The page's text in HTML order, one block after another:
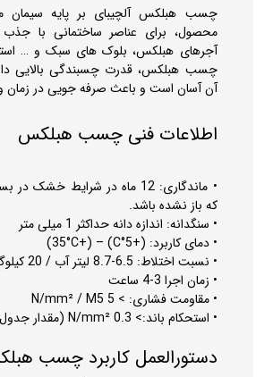
چسب هبلکس آلچیبای بر پایه سیمان
محصول، برای عناصر ساختمانی با جذب
آجرهای هبلکس، بلوک های سبک و …
چسب هبلکس، قدرت چسبندگی بالایی
آن آسان است و باعث صرفه جویی در زمان
اطلاعات فنی چسب هبلکس
• ماندگاری: 12 ماه در شرایط
که باز نشده باشد.
• سنگدانه: اندازه دانه حداکثر 1 میلی متر
• دمای کاربرد: (+5°C) – (+35°C)
• نسبت اختلاط: 6.5-8.7 لیتر آب / 20 کیلوگرم پودر
• زمان اجرا 3-4 ساعت
• مقاومت فشاری: > 5 N/mm² / M5
• استحکام باند:> 0.3 N/mm² (مقدار جدول)
دستورالعمل کاربرد چسب